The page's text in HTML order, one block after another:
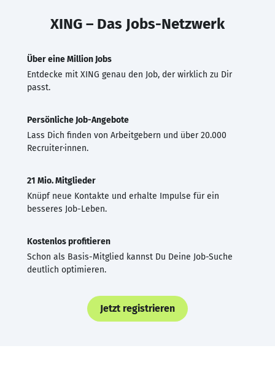
XING – Das Jobs-Netzwerk
Über eine Million Jobs
Entdecke mit XING genau den Job, der wirklich zu Dir
passt.
Persönliche Job-Angebote
Lass Dich finden von Arbeitgebern und über 20.000
Recruiter·innen.
21 Mio. Mitglieder
Knüpf neue Kontakte und erhalte Impulse für ein
besseres Job-Leben.
Kostenlos profitieren
Schon als Basis-Mitglied kannst Du Deine Job-Suche
deutlich optimieren.
Jetzt registrieren